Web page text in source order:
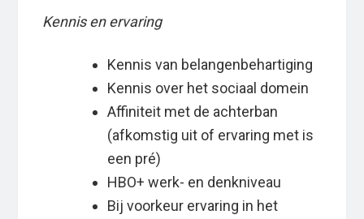
Kennis en ervaring
Kennis van belangenbehartiging
Kennis over het sociaal domein
Affiniteit met de achterban
(afkomstig uit of ervaring met is
een pré)
HBO+ werk- en denkniveau
Bij voorkeur ervaring in het